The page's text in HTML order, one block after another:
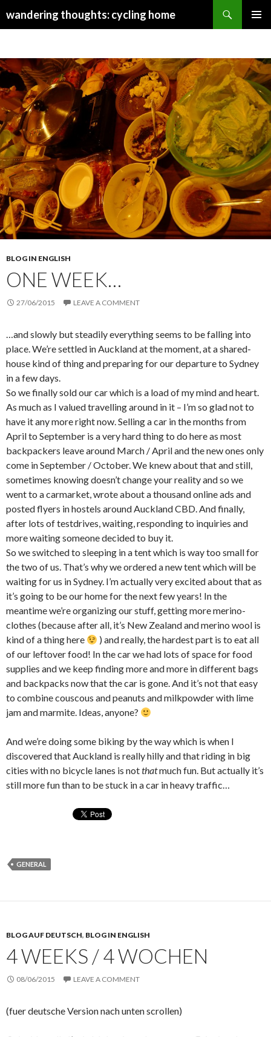
wandering thoughts: cycling home
BLOG IN ENGLISH
ONE WEEK…
27/06/2015 LEAVE A COMMENT
…and slowly but steadily everything seems to be falling into
place. We’re settled in Auckland at the moment, at a shared-
house kind of thing and preparing for our departure to Sydney
in a few days.
So we finally sold our car which is a load of my mind and heart.
As much as I valued travelling around in it – I’m so glad not to
have it any more right now. Selling a car in the months from
April to September is a very hard thing to do here as most
backpackers leave around March / April and the new ones only
come in September / October. We knew about that and still,
sometimes knowing doesn’t change your reality and so we
went to a carmarket, wrote about a thousand online ads and
posted flyers in hostels around Auckland CBD. And finally,
after lots of testdrives, waiting, responding to inquiries and
more waiting someone decided to buy it.
So we switched to sleeping in a tent which is way too small for
the two of us. That’s why we ordered a new tent which will be
waiting for us in Sydney. I’m actually very excited about that as
it’s going to be our home for the next few years! In the
meantime we’re organizing our stuff, getting more merino-
clothes (because after all, it’s New Zealand and merino wool is
kind of a thing here
) and really, the hardest part is to eat all
of our leftover food! In the car we had lots of space for food
supplies and we keep finding more and more in different bags
and backpacks now that the car is gone. And it’s not that easy
to combine couscous and peanuts and milkpowder with lime
jam and marmite. Ideas, anyone?
And we’re doing some biking by the way which is when I
discovered that Auckland is really hilly and that riding in big
cities with no bicycle lanes is notthatmuch fun. But actually it’s
still more fun than to be stuck in a car in heavy traffic…
GENERAL
BLOG AUF DEUTSCH, BLOG IN ENGLISH
4 WEEKS / 4 WOCHEN
08/06/2015 LEAVE A COMMENT
(fuer deutsche Version nach unten scrollen)